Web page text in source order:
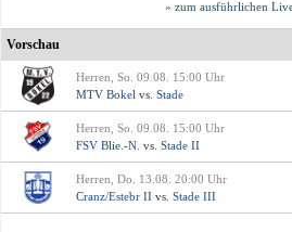
» zum ausführlichen
Vorschau
Herren, So. 09.08. 15:00 Uhr
MTV Bokel vs. Stade
Herren, So. 09.08. 15:00 Uhr
FSV Blie.-N. vs. Stade II
Herren, Do. 13.08. 20:00 Uhr
Cranz/Estebr II vs. Stade III